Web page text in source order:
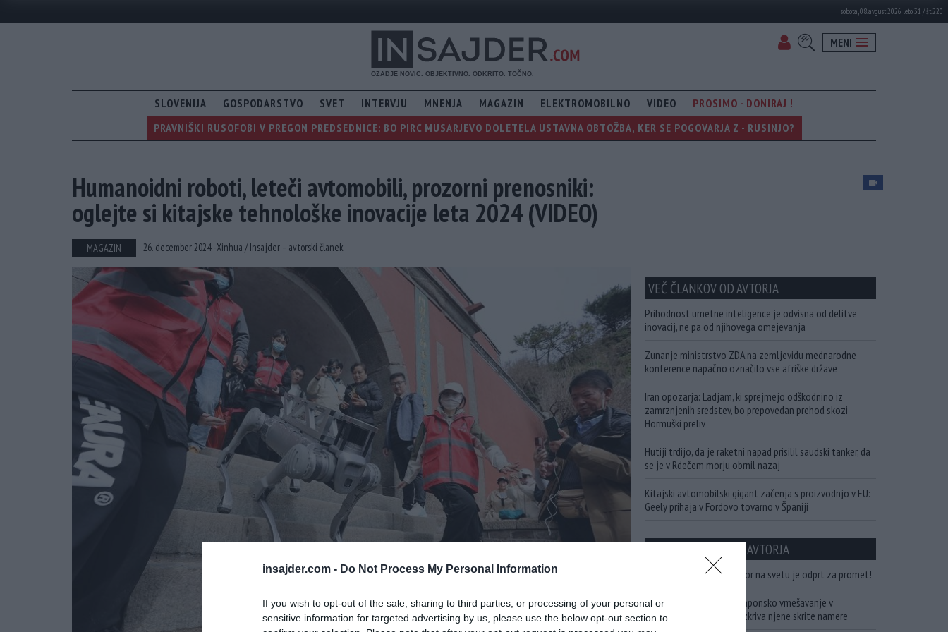
insajder.com - Do Not Process My Personal Information
If you wish to opt-out of the sale, sharing to third parties, or processing of your personal or
sensitive information for targeted advertising by us, please use the below opt-out section to
sobota, 08. avgust 2026 leto 31 / št. 220
MENI
SLOVENIJA GOSPODARSTVO SVET INTERVJU MNENJA MAGAZIN ELEKTROMOBILNO VIDEO
PROSIMO - DONIRAJ !
PRAVNIŠKI RUSOFOBI V PREGON PREDSEDNICE: BO PIRC MUSARJEVO DOLETELA USTAVNA OBTOŽBA, KER SE POGOVARJA Z - RUSINJO?
Humanoidni roboti, leteči avtomobili, prozorni prenosniki:
oglejte si kitajske tehnološke inovacije leta 2024 (VIDEO)
MAGAZIN 26. december 2024 -Xinhua /Insajder – avtorski članek
VEČ ČLANKOV OD AVTORJA
Prihodnost umetne inteligence je odvisna od delitve
inovacij, ne pa od njihovega omejevanja
Zunanje ministrstvo ZDA na zemljevidu mednarodne
konference napačno označilo vse afriške države
Iran opozarja: Ladjam, ki sprejmejo odškodnino iz
zamrznjenih sredstev, bo prepovedan prehod skozi
Hormuški preliv
Hutiji trdijo, da je raketni napad prisilil saudski tanker, da
se je v Rdečem morju obrnil nazaj
Kitajski avtomobilski gigant začenja s proizvodnjo v EU:
Geely prihaja v Fordovo tovarno v Španiji
NAJBOLJ BRANO OD AVTORJA
Najdaljši avtocestni predor na svetu je odprt za promet!
Ponovna militarizacija: Japonsko vmešavanje v
Južnokitajskem morju razkriva njene skrite namere